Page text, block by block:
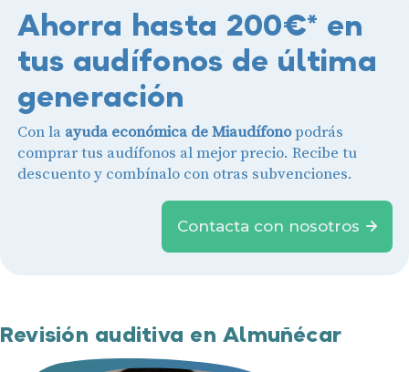
Ahorra hasta 200€* en
tus audífonos de última
generación
Con la ayuda económica de Miaudífonopodrás
comprar tus audífonos al mejor precio. Recibe tu
descuento y combínalo con otras subvenciones.
Contacta con nosotros
Revisión auditiva en Almuñécar